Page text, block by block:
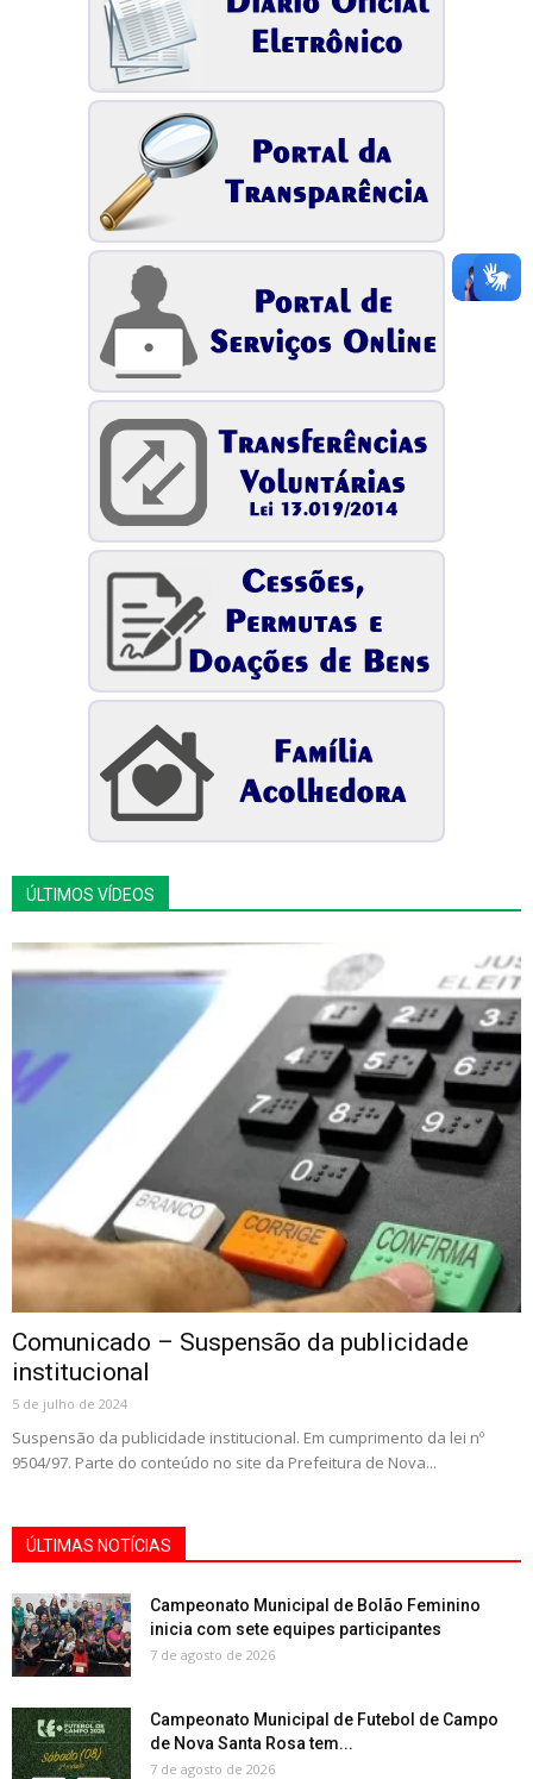
ÚLTIMOS VÍDEOS
Comunicado – Suspensão da publicidade
institucional
5 de julho de 2024
Suspensão da publicidade institucional. Em cumprimento da lei nº
9504/97. Parte do conteúdo no site da Prefeitura de Nova...
ÚLTIMAS NOTÍCIAS
Campeonato Municipal de Bolão Feminino
inicia com sete equipes participantes
7 de agosto de 2026
Campeonato Municipal de Futebol de Campo
de Nova Santa Rosa tem...
7 de agosto de 2026